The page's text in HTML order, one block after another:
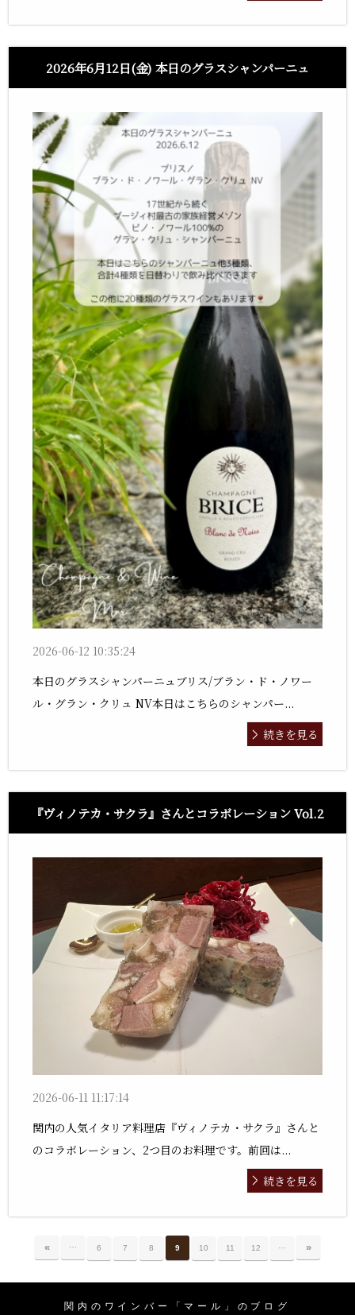
2026年6月12日(金) 本日のグラスシャンパーニュ
2026-06-12 10:35:24
本日のグラスシャンパーニュブリス/ブラン・ド・ノワー
ル・グラン・クリュ NV本日はこちらのシャンパー...
続きを見る
『ヴィノテカ・サクラ』さんとコラボレーション Vol.2
2026-06-11 11:17:14
関内の人気イタリア料理店『ヴィノテカ・サクラ』さんと
のコラボレーション、2つ目のお料理です。前回は...
続きを見る
« … 6 7 8 9 10 11 12 … »
関内のワインバー「マール」のブログ